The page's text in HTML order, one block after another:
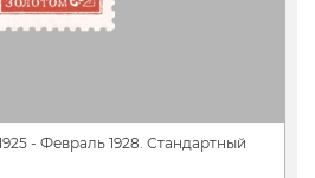
- Февраль 1928. Стандартный